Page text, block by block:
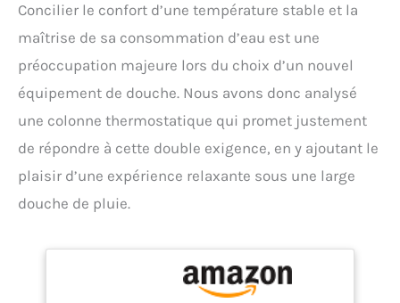
Concilier le confort d’une température stable et la
maîtrise de sa consommation d’eau est une
préoccupation majeure lors du choix d’un nouvel
équipement de douche. Nous avons donc analysé
une colonne thermostatique qui promet justement
de répondre à cette double exigence, en y ajoutant le
plaisir d’une expérience relaxante sous une large
douche de pluie.